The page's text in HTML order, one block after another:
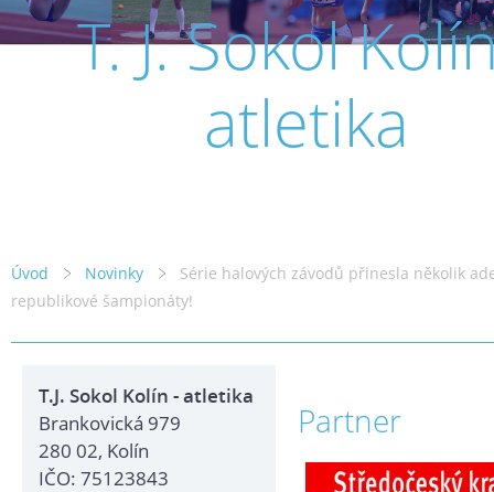
T. J. Sokol
atletika
Úvod Novinky
Série halových závodů přinesla několik
republikové šampionáty!
T.J. Sokol Kolín - atletika
Brankovická 979
280 02, Kolín
IČO: 75123843
Partner